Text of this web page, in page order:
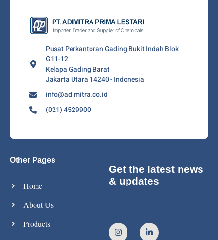
Pusat Perkantoran Gading Bukit Indah Blok
G11-12
Kelapa Gading Barat
Jakarta Utara 14240 - Indonesia
info@adimitra.co.id
(021) 4529900
Other Pages
Home
About Us
Products
Get the latest news
& updates